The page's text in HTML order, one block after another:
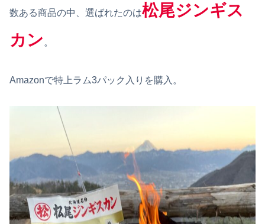
数ある商品の中、選ばれたのは松尾ジンギス
カン 。
Amazonで特上ラム3パック入りを購入。